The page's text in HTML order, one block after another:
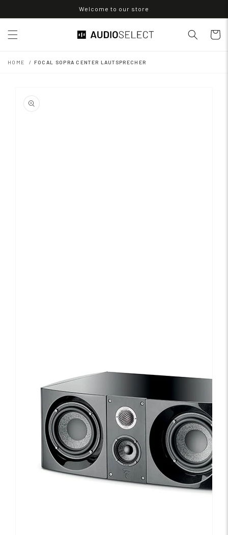
Inhalt
Welcome to our store
HOME FOCAL SOPRA CENTER LAUTSPRECHER